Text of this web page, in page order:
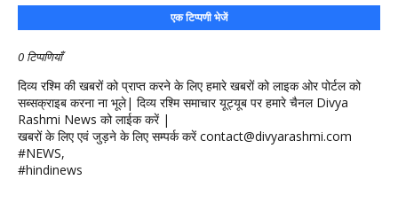
एक टिप्पणी भेजें
0 टिप्पणियाँ
दिव्य रश्मि की खबरों को प्राप्त करने के लिए हमारे खबरों को लाइक ओर पोर्टल को
सब्सक्राइब करना ना भूले| दिव्य रश्मि समाचार यूट्यूब पर हमारे चैनल Divya
Rashmi News को लाईक करें |
खबरों के लिए एवं जुड़ने के लिए सम्पर्क करें contact@divyarashmi.com
#NEWS,
#hindinews